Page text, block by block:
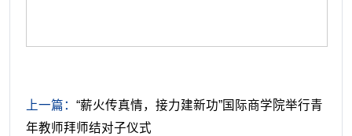
上一篇： “薪火传真情，接力建新功”国际商学院举行青
年教师拜师结对子仪式